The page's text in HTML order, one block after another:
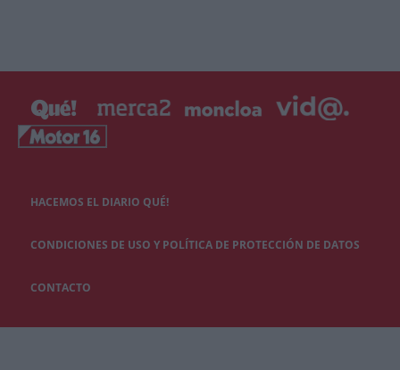
HACEMOS EL DIARIO QUÉ!
CONDICIONES DE USO Y POLÍTICA DE PROTECCIÓN DE DATOS
CONTACTO